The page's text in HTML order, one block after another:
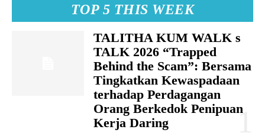
TOP 5 THIS WEEK
TALITHA KUM WALK s
TALK 2026 “Trapped
Behind the Scam”: Bersama
Tingkatkan Kewaspadaan
terhadap Perdagangan
Orang Berkedok Penipuan
Kerja Daring